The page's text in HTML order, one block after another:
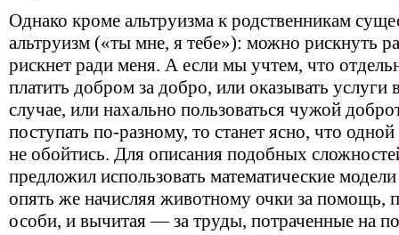
Однако кроме альтруизма к родственникам
альтруизм («ты мне, я тебе»): можно рискнуть
рискнет ради меня. А если мы учтем, что
платить добром за добро, или оказывать
случае, или нахально пользоваться чужой
поступать по-разному, то станет ясно, что
не обойтись. Для описания подобных
предложил использовать математические
опять же начисляя животному очки за помощь,
особи, и вычитая — за труды, потраченные на